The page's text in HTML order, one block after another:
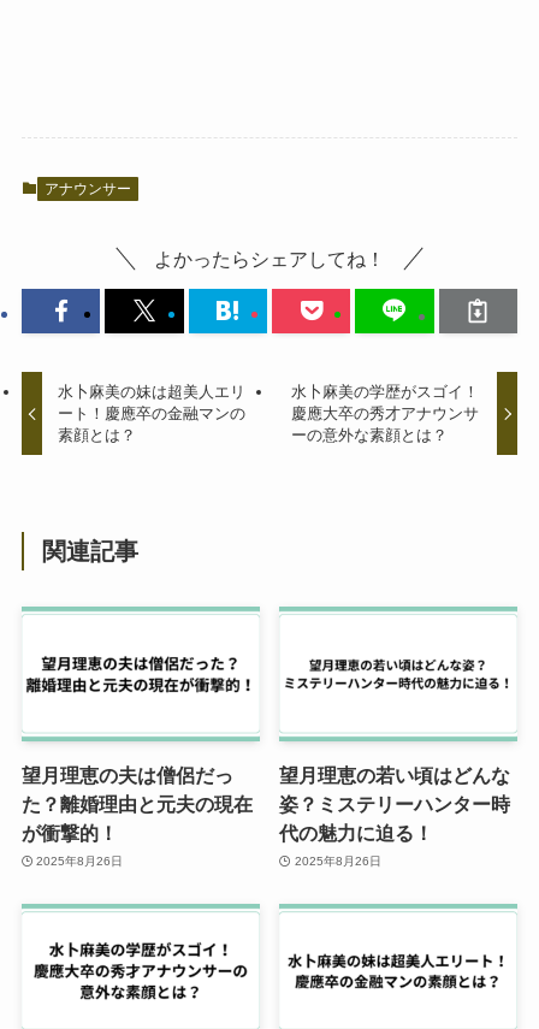
アナウンサー
よかったらシェアしてね！
水卜麻美の妹は超美人エリ
ート！慶應卒の金融マンの
素顔とは？
水卜麻美の学歴がスゴイ！
慶應大卒の秀才アナウンサ
ーの意外な素顔とは？
関連記事
望月理恵の夫は僧侶だっ
た？離婚理由と元夫の現在
が衝撃的！
2025年8月26日
望月理恵の若い頃はどんな
姿？ミステリーハンター時
代の魅力に迫る！
2025年8月26日